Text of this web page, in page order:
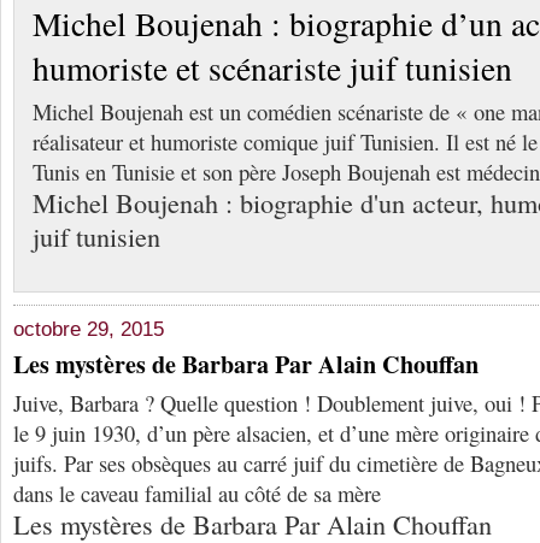
Michel Boujenah : biographie d’un
humoriste et scénariste juif tunisien
Michel Boujenah est un comédien scénariste de « one
réalisateur et humoriste comique juif Tunisien. Il est né
Tunis en Tunisie et son père Joseph Boujenah est
Michel Boujenah : biographie d'un acteur,
juif tunisien
octobre 29, 2015
Les mystères de Barbara Par Alain Chouffan
Juive, Barbara ? Quelle question ! Doublement juive, oui !
le 9 juin 1930, d’un père alsacien, et d’une mère
juifs. Par ses obsèques au carré juif du cimetière de
dans le caveau familial au côté de sa mère
Les mystères de Barbara Par Alain Chouffan